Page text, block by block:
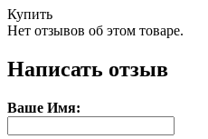
Купить
Нет отзывов об этом товаре.
Написать отзыв
Ваше Имя: